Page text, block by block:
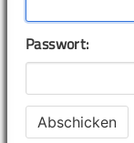
Passwort: